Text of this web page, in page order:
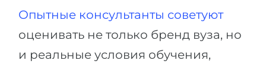
Опытные консультанты советуют
оценивать не только бренд вуза, но
и реальные условия обучения,